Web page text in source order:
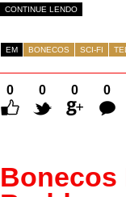
CONTINUE LENDO
EM BONECOS SCI-FI
0 0 0
0
Bonecos